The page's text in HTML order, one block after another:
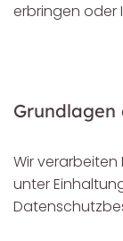
erbringen oder
Wir
unter